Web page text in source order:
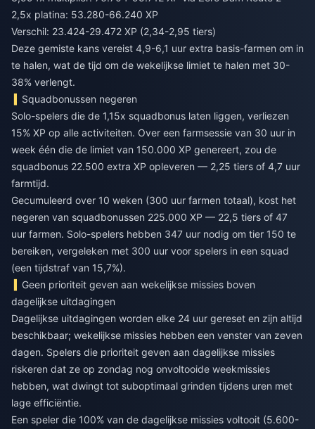
2,5x platina: 53.280-66.240 XP
Verschil: 23.424-29.472 XP (2,34-2,95 tiers)
Deze gemiste kans vereist 4,9-6,1 uur extra basis-farmen om in
te halen, wat de tijd om de wekelijkse limiet te halen met 30-
38% verlengt.
Squadbonussen negeren
Solo-spelers die de 1,15x squadbonus laten liggen, verliezen
15% XP op alle activiteiten. Over een farmsessie van 30 uur in
week één die de limiet van 150.000 XP genereert, zou de
squadbonus 22.500 extra XP opleveren — 2,25 tiers of 4,7 uur
farmtijd.
Gecumuleerd over 10 weken (300 uur farmen totaal), kost het
negeren van squadbonussen 225.000 XP — 22,5 tiers of 47
uur farmen. Solo-spelers hebben 347 uur nodig om tier 150 te
bereiken, vergeleken met 300 uur voor spelers in een squad
(een tijdstraf van 15,7%).
Geen prioriteit geven aan wekelijkse missies boven
dagelijkse uitdagingen
Dagelijkse uitdagingen worden elke 24 uur gereset en zijn altijd
beschikbaar; wekelijkse missies hebben een venster van zeven
dagen. Spelers die prioriteit geven aan dagelijkse missies
riskeren dat ze op zondag nog onvoltooide weekmissies
hebben, wat dwingt tot suboptimaal grinden tijdens uren met
lage efficiëntie.
Een speler die 100% van de dagelijkse missies voltooit (5.600-